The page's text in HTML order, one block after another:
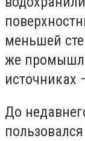
меньшей
же
источниках
До